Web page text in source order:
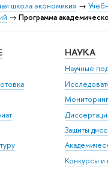
школа экономики» →
→ Программа
НАУКА
Научные
Защиты
Конкурсы и